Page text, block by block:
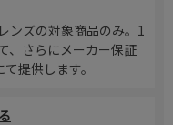
ンズの対象商品のみ。1
、さらにメーカー保証
提供します。